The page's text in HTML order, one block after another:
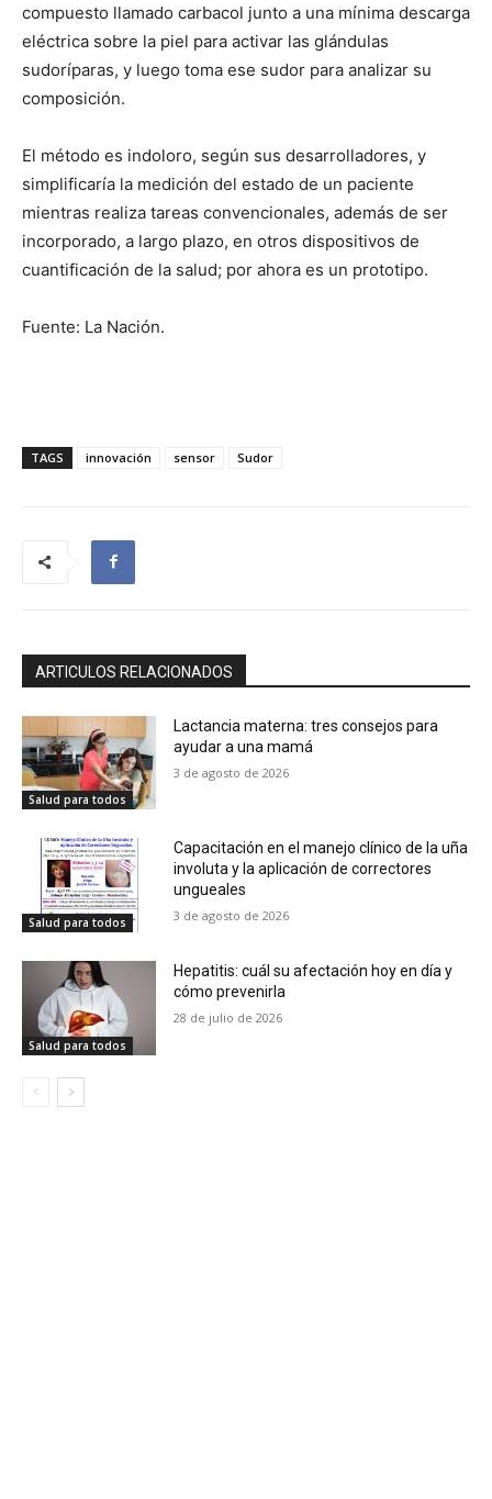
compuesto llamado carbacol junto a una mínima descarga
eléctrica sobre la piel para activar las glándulas
sudoríparas, y luego toma ese sudor para analizar su
composición.
El método es indoloro, según sus desarrolladores, y
simplificaría la medición del estado de un paciente
mientras realiza tareas convencionales, además de ser
incorporado, a largo plazo, en otros dispositivos de
cuantificación de la salud; por ahora es un prototipo.
Fuente: La Nación.
TAGS innovación sensor Sudor
ARTICULOS RELACIONADOS
Salud para todos
Lactancia materna: tres consejos para
ayudar a una mamá
3 de agosto de 2026
Salud para todos
Capacitación en el manejo clínico de la uña
involuta y la aplicación de correctores
ungueales
3 de agosto de 2026
Salud para todos
Hepatitis: cuál su afectación hoy en día y
cómo prevenirla
28 de julio de 2026